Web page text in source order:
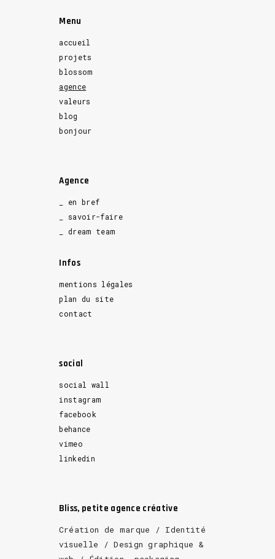
Menu
accueil
projets
blossom
agence
valeurs
blog
bonjour
Agence
_ en bref
_ savoir-faire
_ dream team
Infos
mentions légales
plan du site
contact
social
social wall
instagram
facebook
behance
vimeo
linkedin
Bliss, petite agence créative
Création de marque / Identité
visuelle / Design graphique &